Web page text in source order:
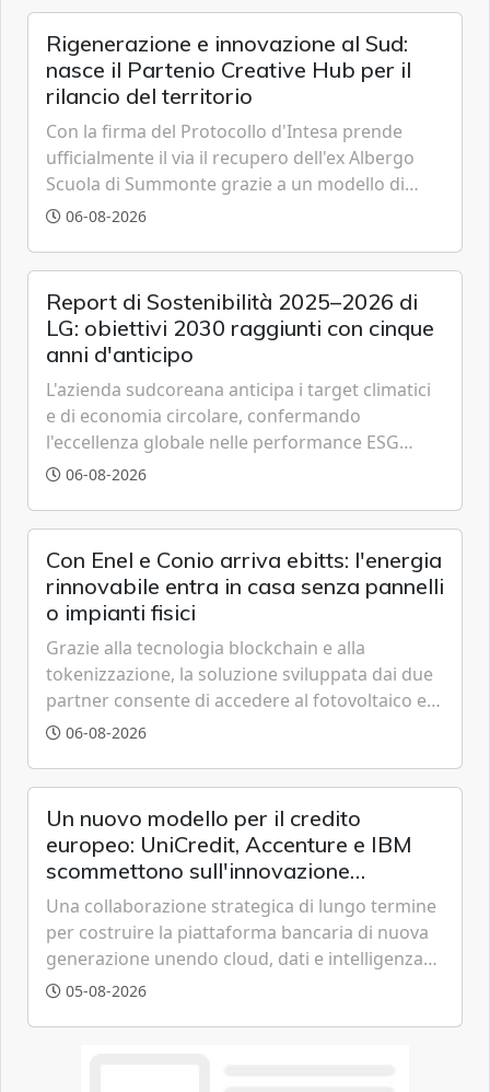
Rigenerazione e innovazione al Sud:
nasce il Partenio Creative Hub per il
rilancio del territorio
Con la firma del Protocollo d'Intesa prende
ufficialmente il via il recupero dell'ex Albergo
Scuola di Summonte grazie a un modello di
partenariato pubblico-privato e a una rete di
06-08-2026
Report di Sostenibilità 2025–2026 di
LG: obiettivi 2030 raggiunti con cinque
anni d'anticipo
L'azienda sudcoreana anticipa i target climatici
e di economia circolare, confermando
l'eccellenza globale nelle performance ESG
grazie a innovazione, accessibilità e governance
06-08-2026
Con Enel e Conio arriva ebitts: l'energia
rinnovabile entra in casa senza pannelli
o impianti fisici
Grazie alla tecnologia blockchain e alla
tokenizzazione, la soluzione sviluppata dai due
partner consente di accedere al fotovoltaico e
all'eolico ottenendo risparmi diretti in bolletta,
06-08-2026
Un nuovo modello per il credito
europeo: UniCredit, Accenture e IBM
scommettono sull'innovazione
tecnologica
Una collaborazione strategica di lungo termine
per costruire la piattaforma bancaria di nuova
generazione unendo cloud, dati e intelligenza
artificiale.
05-08-2026